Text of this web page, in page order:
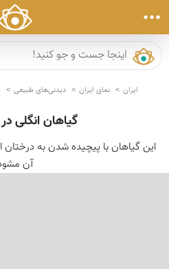
ایران نمای ایران دیدنی‌های طبیعی
گیاهان انگلی
این گیاهان با پیچیده شدن به
آن